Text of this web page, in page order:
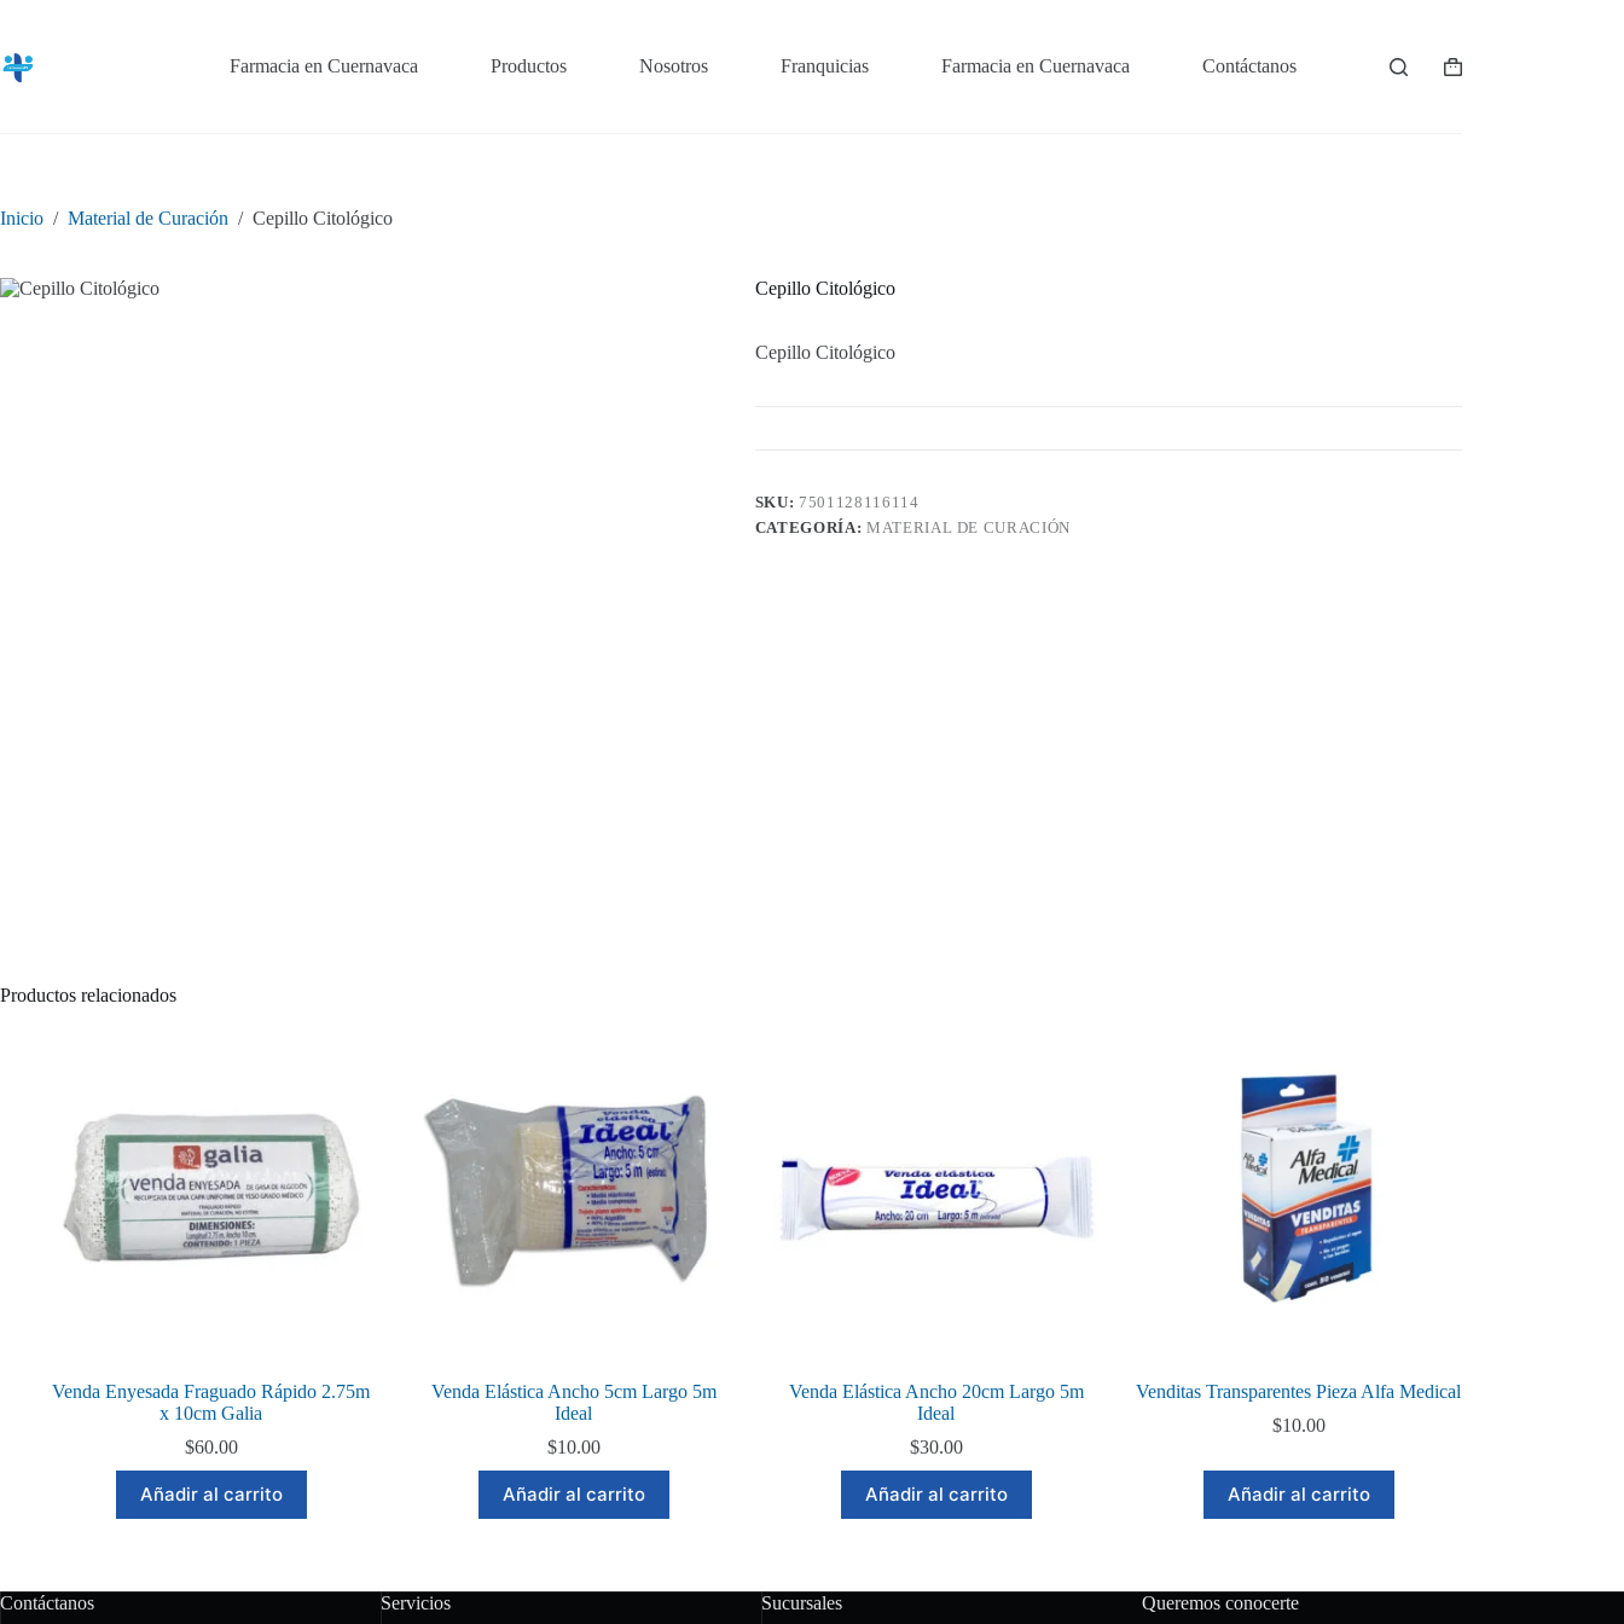
contenido
Farmacia en Cuernavaca Productos Nosotros Franquicias Farmacia en Cuernavaca Contáctanos
Shopping
Inicio / Material de Curación / Cepillo Citológico
Cepillo Citológico
Cepillo Citológico
SKU: 7501128116114
CATEGORÍA: MATERIAL DE CURACIÓN
Productos relacionados
Venda Enyesada Fraguado Rápido 2.75m
x 10cm Galia
$60.00
Añadir al carrito
Venda Elástica Ancho 5cm Largo 5m
Ideal
$10.00
Añadir al carrito
Venda Elástica Ancho 20cm Largo 5m
Ideal
$30.00
Añadir al carrito
Venditas Transparentes Pieza Alfa Medical
$10.00
Añadir al carrito
Contáctanos Servicios Sucursales Queremos conocerte